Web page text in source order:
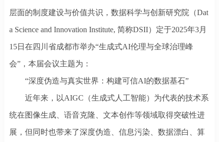
层面的制度建设与价值共识，数据科学与创新研究院（Dat
a Science and Innovation Institute, 简称DSII）定于2025年3月
15日在四川省成都市举办“生成式AI伦理与全球治理峰
会”，本届会议主题为：
“深度伪造与真实世界：构建可信AI的数据基石”
近年来，以AIGC（生成式人工智能）为代表的技术系
统在图像生成、语音克隆、文本创作等领域取得突破性进
展，但同时也带来了深度伪造、信息污染、数据漂白、算